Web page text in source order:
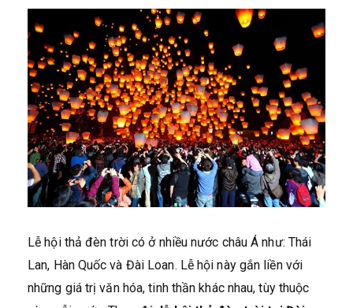
Lễ hội thả đèn trời có ở nhiều nước châu Á như: Thái
Lan, Hàn Quốc và Đài Loan. Lễ hội này gắn liền với
những giá trị văn hóa, tinh thần khác nhau, tùy thuộc